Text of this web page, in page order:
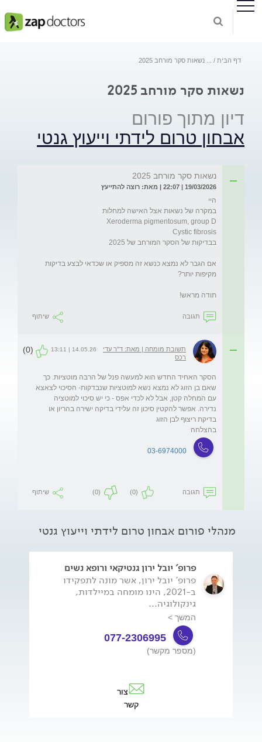
דף הבית נשאות סקר מורחב 2025
נשאות סקר מורחב 2025
דיון מתוך פורום
אבחון טרום לידתי וייעוץ גנטי
נשאות סקר מורחב 2025
19/03/2026 | 22:07 | מאת: רוצה להתייעץ
אם הגבר לא נמצא כנשא זה מספיק או שכדאי לבצע בדיקות
תודה מראש!
תגובה שיתוף
תשובת מומחה | מאת: ד"ר עדי
רכס
14.05.26 | 13:11
(0)
הסקר האחיד החדש הוא למעשה פנל של הרבה מוטציות. כך
שאם בן הזוג לא נמצא נשא למוטציות שנבדקות- הסיכוי לצאצא
עם המחלה קטן, אבל לא לכדי אפס - כי יש סיכוי למוטציה
נדירה. אפשר להקטין סיכון זה עלידי בדיקה ישירה בהריון או
בהצלחה
03-6974000
תגובה (0)
(0) שיתוף
מנהלי פורום אבחון טרום לידתי וייעוץ גנטי
פרופ' יובל ירון גנטיקאי ורופא נשים
פרופ' יובל ירון, אשר מונה לתפקידו
ב-2021, הינו מומחה במיילדות,
גינקולוגיה...
המשך >
077-2306995
(מספר מקשר)
צור
קשר